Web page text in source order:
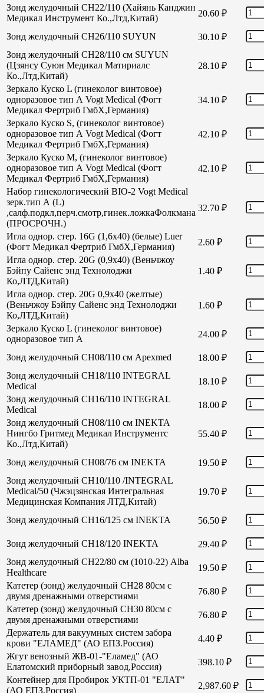
Зонд желудочный СН22/110 (Хайянь Канджин
Медикал Инструмент Ко.,Лтд,Китай)
20.60 ₽
Зонд желудочный СН26/110 SUYUN 30.10 ₽
Зонд желудочный СН28/110 см SUYUN
(Цзянсу Суюн Медикал Матириалс
Ко.,Лтд,Китай)
28.10 ₽
Зеркало Куско L (гинеколог винтовое)
одноразовое тип А Vogt Medical (Фогт
Медикал Фертриб ГмбХ,Германия)
34.10 ₽
Зеркало Куско S, (гинеколог винтовое)
одноразовое тип А Vogt Medical (Фогт
Медикал Фертриб ГмбХ,Германия)
42.10 ₽
Зеркало Куско М, (гинеколог винтовое)
одноразовое тип А Vogt Medical (Фогт
Медикал Фертриб ГмбХ,Германия)
42.10 ₽
Набор гинекологический BIO-2 Vogt Medical
зерк.тип А (L)
,салф.подкл,перч.смотр,гинек.ложкаФолкмана
(ПРОСРОЧН.)
32.70 ₽
Игла однор. стер. 16G (1,6х40) (белые) Luer
(Фогт Медикал Фертриб ГмбХ,Германия)
2.60 ₽
Игла однор. стер. 20G (0,9х40) (Веньчжоу
Бэйпу Сайенс энд Технолоджи
Ко,ЛТД,Китай)
1.40 ₽
Игла однор. стер. 20G 0,9х40 (желтые)
(Веньчжоу Бэйпу Сайенс энд Технолоджи
Ко,ЛТД,Китай)
1.60 ₽
Зеркало Куско L (гинеколог винтовое)
одноразовое тип А
24.00 ₽
Зонд желудочный СН08/110 см Apexmed 18.00 ₽
Зонд желудочный СН18/110 INTEGRAL
Medical
18.10 ₽
Зонд желудочный СН16/110 INTEGRAL
Medical
18.00 ₽
Зонд желудочный СН08/110 см INEKTA
Нингбо Гритмед Медикал Инструментс
Ко.,Лтд,Китай)
55.40 ₽
Зонд желудочный СН08/76 см INEKTA 19.50 ₽
Зонд желудочный СН10/110 /INTEGRAL
Medical/50 (Чжэцзянская Интегральная
Медицинская Компания ЛТД,Китай)
19.70 ₽
Зонд желудочный СН16/125 см INEKTA 56.50 ₽
Зонд желудочный СН18/120 INEKTA 29.40 ₽
Зонд желудочный СН22/80 см (1010-22) Alba
Healthcare
19.50 ₽
Катетер (зонд) желудочный СН28 80см с
двумя дренажными отверстиями
76.80 ₽
Катетер (зонд) желудочный СН30 80см с
двумя дренажными отверстиями
76.80 ₽
Держатель для вакуумных систем забора
крови "ЕЛАМЕД" (АО ЕПЗ.Россия)
4.40 ₽
Жгут венозный ЖВ-01-"Еламед" (АО
Елатомский приборный завод,Россия)
398.10 ₽
Контейнер для Пробирок УКТП-01 "ЕЛАТ"
(АО ЕПЗ,Россия)
2,987.60 ₽